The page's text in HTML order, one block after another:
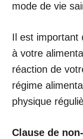
mode de vie
Il est important
à votre
réaction de
régime
physique
Clause de